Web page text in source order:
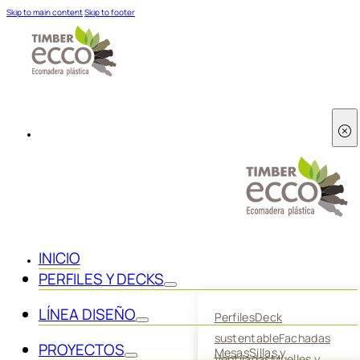
Skip to main contentSkip to footer
INICIO
PERFILES Y DECKS
PerfilesDeck
sustentableFachadas
LÍNEA DISEÑO
MesasSillas y
PROYECTOS